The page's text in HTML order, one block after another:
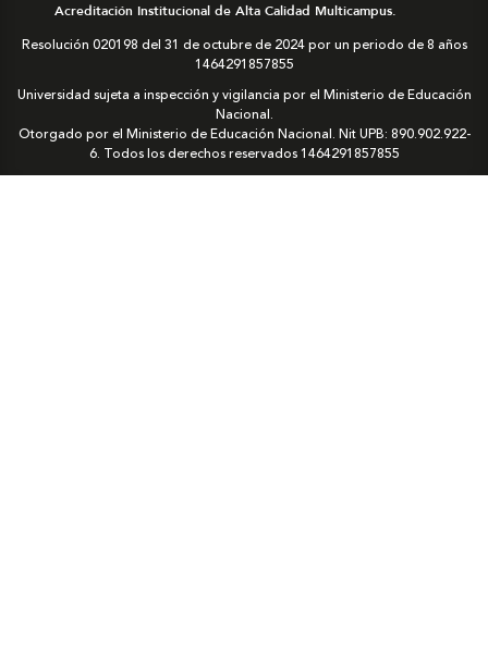
Acreditación Institucional de Alta Calidad Multicampus.
Resolución 020198 del 31 de octubre de 2024 por un periodo de 8 años
1464291857855
Universidad sujeta a inspección y vigilancia por el Ministerio de Educación
Nacional.
Otorgado por el Ministerio de Educación Nacional. Nit UPB: 890.902.922-
6. Todos los derechos reservados1464291857855